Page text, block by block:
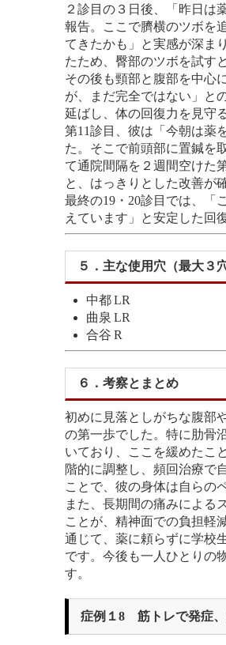
２診目の３日後、「昨日は
報告。ここで臍横のツボを
てきたかも」と実感が深ま
たため、臀部のツボを試す
その後も頸部と腹部を中心
が、まだ完全ではない」と
延ばし、体の回復力を見守
第11診目、彼は「今朝は薬
た。そこで前頭部に置鍼を
て通院間隔を２週間空けた
と、はっきりとした改善が
最終の19・20診目では、「
えています」と安定した回
５．主な使用穴（最大３穴
中都 LR
曲泉 LR
合谷 R
６．考察とまとめ
初めに見落としがちな腹部
の第一歩でした。特に肋骨
いており、ここを緩めたこ
階的に調整し、頻回治療で
ことで、彼の身体は自らの
また、長期間の痛みによる
ことが、精神面での負担軽
通じて、薬に頼らずに学校
です。今後も一人ひとりの
す。
症例１8 筋トレで発症